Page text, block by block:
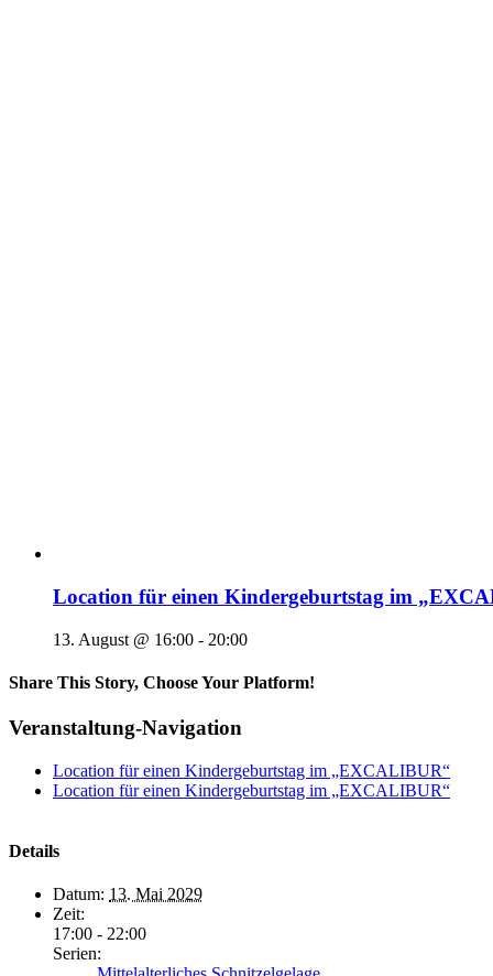
Location für einen Kindergeburtstag im
13. August @ 16:00 - 20:00
Share This Story, Choose Your Platform!
Veranstaltung-Navigation
Location für einen Kindergeburtstag im „EXCALIBUR“
Location für einen Kindergeburtstag im „EXCALIBUR“
Details
Datum: 13. Mai 2029
Zeit:
17:00 - 22:00
Serien: